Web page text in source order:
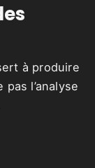
à produire
l’analyse